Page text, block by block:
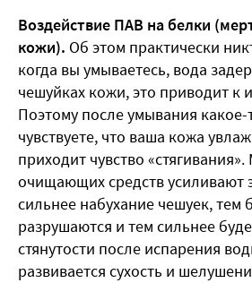
Воздействие ПАВ на белки
кожи). Об этом практически
когда вы умываетесь, вода
чешуйках кожи, это приводит к
Поэтому после умывания
чувствуете, что ваша кожа
приходит чувство
очищающих средств усиливают
сильнее набухание чешуек, тем
разрушаются и тем сильнее
стянутости после испарения
развивается сухость и